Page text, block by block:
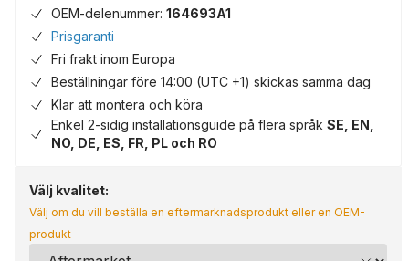
OEM-delenummer: 164693A1
Prisgaranti
Fri frakt inom Europa
Beställningar före 14:00 (UTC +1) skickas samma dag
Klar att montera och köra
Enkel 2-sidig installationsguide på flera språk SE, EN,
NO, DE, ES, FR, PL och RO
Välj kvalitet:
Välj om du vill beställa en eftermarknadsprodukt eller en OEM-
produkt